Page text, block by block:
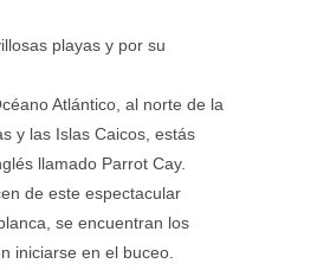
playas y por su
Atlántico, al norte de la
y las Islas Caicos, estás
llamado Parrot Cay.
de este espectacular
se encuentran los
iniciarse en el buceo.